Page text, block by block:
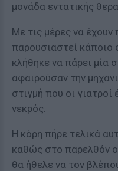
μονάδα εντατικής
Με τις μέρες να έχουν
παρουσιαστεί κάποιο
κλήθηκε να πάρει μία
αφαιρούσαν την
στιγμή που οι γιατροί
νεκρός.
Η κόρη πήρε τελικά
καθώς στο παρελθόν
θα ήθελε να τον